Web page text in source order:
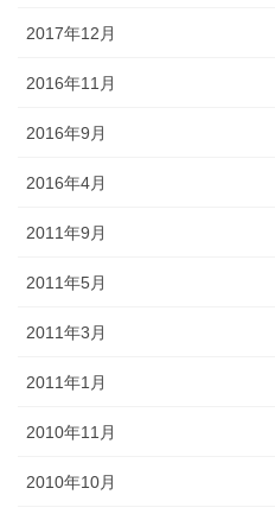
2017年12月
2016年11月
2016年9月
2016年4月
2011年9月
2011年5月
2011年3月
2011年1月
2010年11月
2010年10月